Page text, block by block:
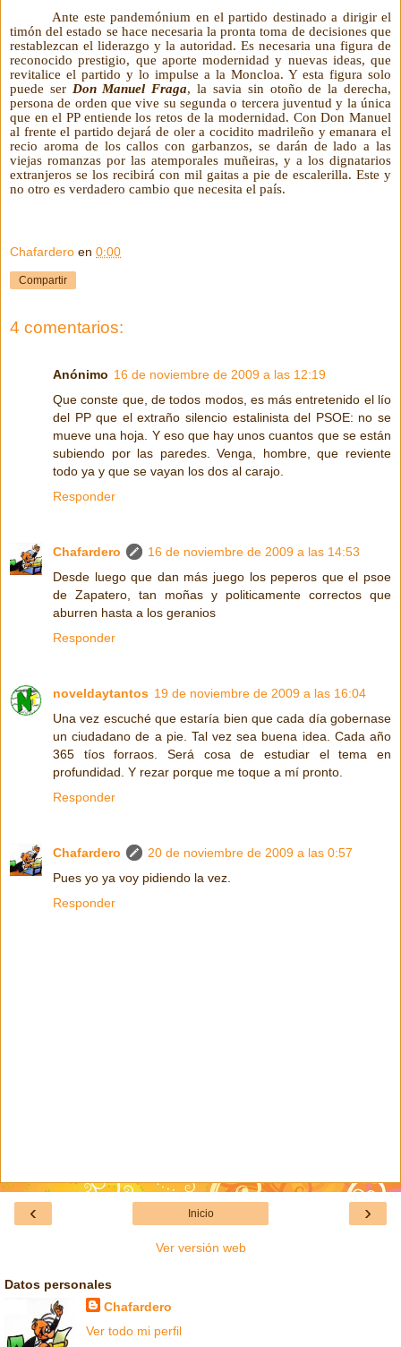
Ante este pandemónium en el partido destinado a dirigir el
timón del estado se hace necesaria la pronta toma de decisiones que
restablezcan el liderazgo y la autoridad. Es necesaria una figura de
reconocido prestigio, que aporte modernidad y nuevas ideas, que
revitalice el partido y lo impulse a la Moncloa. Y esta figura solo
puede ser Don Manuel Fraga, la savia sin otoño de la derecha,
persona de orden que vive su segunda o tercera juventud y la única
que en el PP entiende los retos de la modernidad. Con Don Manuel
al frente el partido dejará de oler a cocidito madrileño y emanara el
recio aroma de los callos con garbanzos, se darán de lado a las
viejas romanzas por las atemporales muñeiras, y a los dignatarios
extranjeros se los recibirá con mil gaitas a pie de escalerilla. Este y
no otro es verdadero cambio que necesita el país.
Chafardero en 0:00
Compartir
4 comentarios:
Anónimo 16 de noviembre de 2009 a las 12:19
Que conste que, de todos modos, es más entretenido el lío
del PP que el extraño silencio estalinista del PSOE: no se
mueve una hoja. Y eso que hay unos cuantos que se están
subiendo por las paredes. Venga, hombre, que reviente
todo ya y que se vayan los dos al carajo.
Responder
Chafardero
16 de noviembre de 2009 a las 14:53
Desde luego que dan más juego los peperos que el psoe
de Zapatero, tan moñas y politicamente correctos que
aburren hasta a los geranios
Responder
noveldaytantos 19 de noviembre de 2009 a las 16:04
Una vez escuché que estaría bien que cada día gobernase
un ciudadano de a pie. Tal vez sea buena idea. Cada año
365 tíos forraos. Será cosa de estudiar el tema en
profundidad. Y rezar porque me toque a mí pronto.
Responder
Chafardero
20 de noviembre de 2009 a las 0:57
Pues yo ya voy pidiendo la vez.
Responder
‹ ›
Inicio
Ver versión web
Datos personales
Chafardero
Ver todo mi perfil